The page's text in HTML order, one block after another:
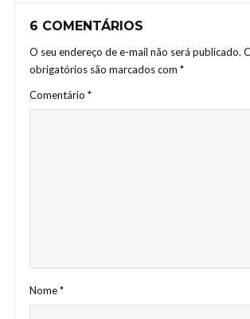
6 COMENTÁRIOS
O seu endereço de e-mail não será publicado.
obrigatórios são marcados com *
Comentário *
Nome*